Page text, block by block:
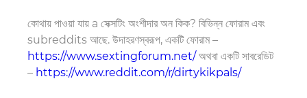
কোথায় পাওয়া যায় a সেক্সটিং অংশীদারঅন কিক? বিভিন্ন ফোরাম এবং
subreddits আছে. উদাহরণস্বরূপ, একটি ফোরাম –
https://www.sextingforum.net/অথবা একটি সাবরেডিট
– https://www.reddit.com/r/dirtykikpals/